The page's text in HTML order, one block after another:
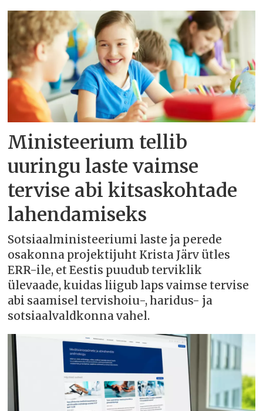
Ministeerium tellib
uuringu laste vaimse
tervise abi kitsaskohtade
lahendamiseks
Sotsiaalministeeriumi laste ja perede
osakonna projektijuht Krista Järv ütles
ERR-ile, et Eestis puudub terviklik
ülevaade, kuidas liigub laps vaimse tervise
abi saamisel tervishoiu-, haridus- ja
sotsiaalvaldkonna vahel.